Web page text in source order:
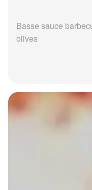
Basse sauce
olives